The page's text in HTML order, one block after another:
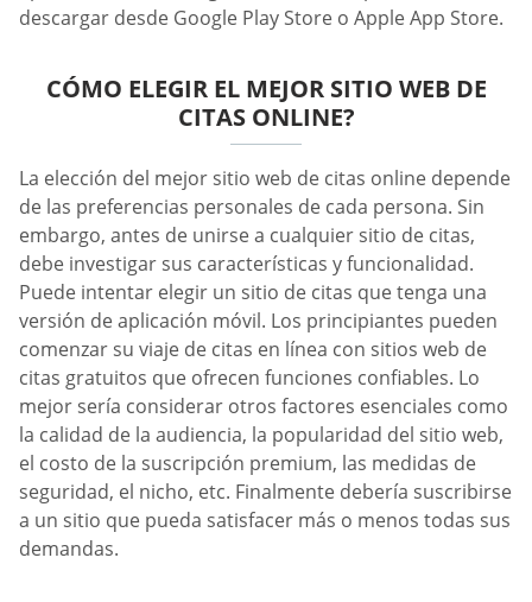
descargar desde Google Play Store o Apple App Store.
CÓMO ELEGIR EL MEJOR SITIO WEB DE
CITAS ONLINE?
La elección del mejor sitio web de citas online depende
de las preferencias personales de cada persona. Sin
embargo, antes de unirse a cualquier sitio de citas,
debe investigar sus características y funcionalidad.
Puede intentar elegir un sitio de citas que tenga una
versión de aplicación móvil. Los principiantes pueden
comenzar su viaje de citas en línea con sitios web de
citas gratuitos que ofrecen funciones confiables. Lo
mejor sería considerar otros factores esenciales como
la calidad de la audiencia, la popularidad del sitio web,
el costo de la suscripción premium, las medidas de
seguridad, el nicho, etc. Finalmente debería suscribirse
a un sitio que pueda satisfacer más o menos todas sus
demandas.